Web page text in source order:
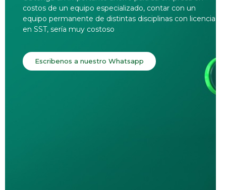
costos de un equipo especializado, contar con un
equipo permanente de distintas disciplinas con licencia
en SST, sería muy costoso
Escribenos a nuestro Whatsapp